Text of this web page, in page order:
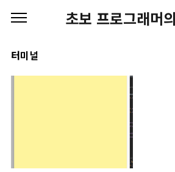
초보 프로그래머
터미널